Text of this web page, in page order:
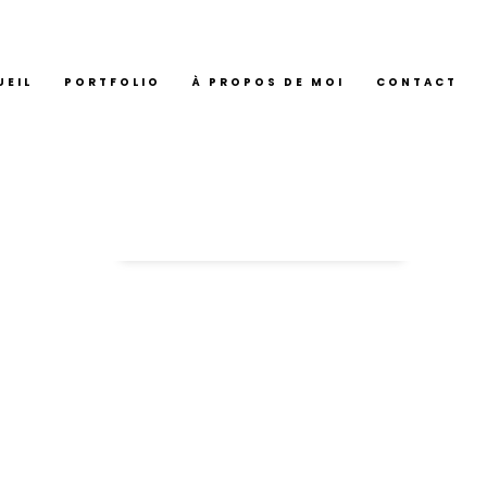
PORTFOLIO À PROPOS DE MOI CONTACT